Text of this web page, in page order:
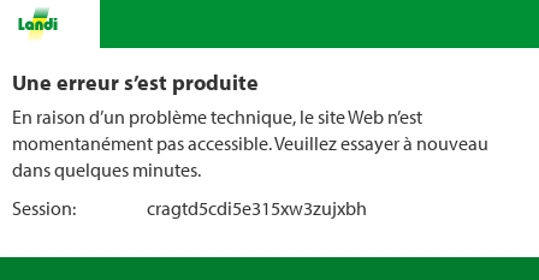
Une erreur s’est produite
En raison d’un problème technique, le site Web n’est
momentanément pas accessible. Veuillez essayer à nouveau
dans quelques minutes.
Session:
cragtd5cdi5e315xw3zujxbh